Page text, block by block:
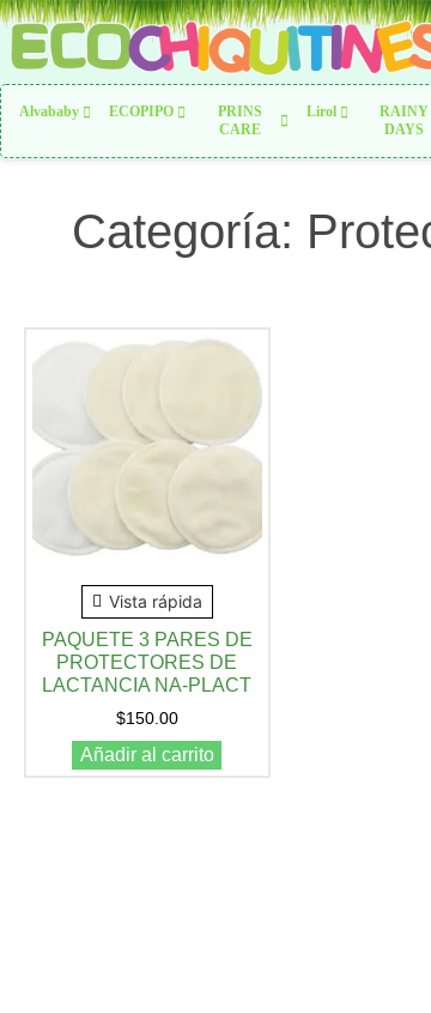
Alvababy ECOPIPO
PRINS
CARE
Lirol
RAINY
DAYS
Categoría:
Vista rápida
PAQUETE 3 PARES DE
PROTECTORES DE
LACTANCIA NA-PLACT
$150.00
Añadir al carrito